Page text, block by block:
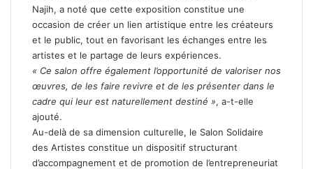
Najih, a noté que cette exposition constitue une
occasion de créer un lien artistique entre les créateurs
et le public, tout en favorisant les échanges entre les
artistes et le partage de leurs expériences.
« Ce salon offre également l’opportunité de valoriser nos
œuvres, de les faire revivre et de les présenter dans le
cadre qui leur est naturellement destiné », a-t-elle
ajouté.
Au-delà de sa dimension culturelle, le Salon Solidaire
des Artistes constitue un dispositif structurant
d’accompagnement et de promotion de l’entrepreneuriat